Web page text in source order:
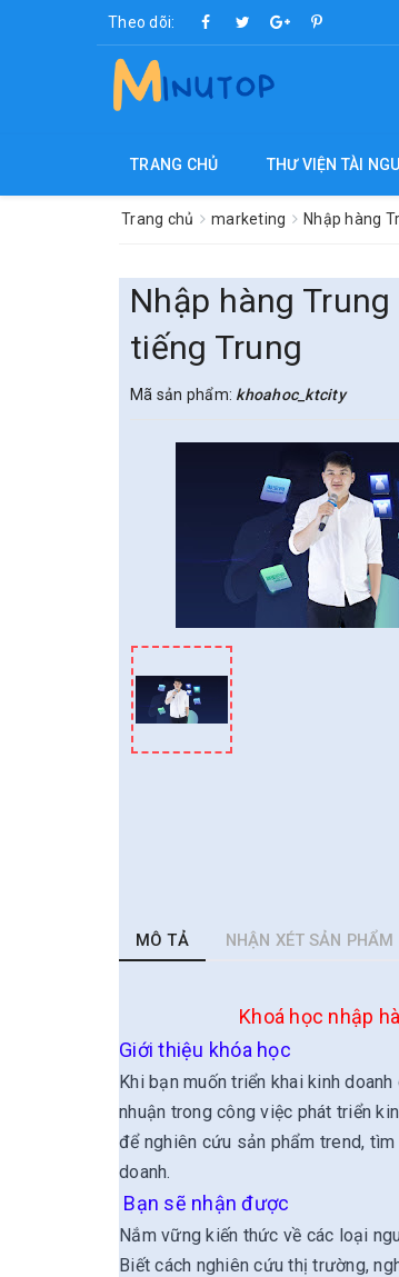
Theo dõi:
TRANG CHỦ THƯ VIỆN TÀI
Trang chủ marketing Nhập hàng
Nhập hàng
tiếng Trung
Mã sản phẩm: khoahoc_ktcity
MÔ TẢ NHẬN XÉT SẢN PHẨM
Khoá học nhập
Giới thiệu khóa học
Khi bạn muốn triển khai kinh
nhuận trong công việc phát triển
để nghiên cứu sản phẩm trend,
doanh.
Bạn sẽ nhận được
Nắm vững kiến thức về các loại
Biết cách nghiên cứu thị trường,